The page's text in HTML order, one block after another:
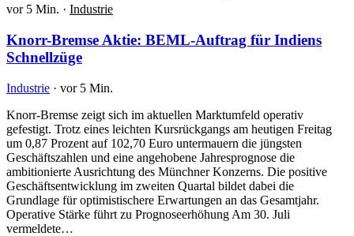
vor 5 Min. · Industrie
Knorr-Bremse Aktie: BEML-Auftrag für Indiens
Schnellzüge
Industrie · vor 5 Min.
Knorr-Bremse zeigt sich im aktuellen Marktumfeld operativ
gefestigt. Trotz eines leichten Kursrückgangs am heutigen Freitag
um 0,87 Prozent auf 102,70 Euro untermauern die jüngsten
Geschäftszahlen und eine angehobene Jahresprognose die
ambitionierte Ausrichtung des Münchner Konzerns. Die positive
Geschäftsentwicklung im zweiten Quartal bildet dabei die
Grundlage für optimistischere Erwartungen an das Gesamtjahr.
Operative Stärke führt zu Prognoseerhöhung Am 30. Juli
vermeldete…